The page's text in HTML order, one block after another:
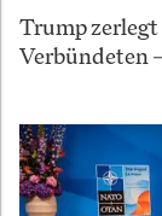
Trump
Verbündeten